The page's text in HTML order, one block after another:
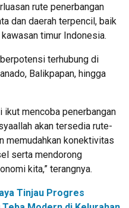
rute penerbangan
dan daerah terpencil, baik
timur Indonesia.
terhubung di
Balikpapan, hingga
ikut mencoba penerbangan
akan tersedia rute-
memudahkan konektivitas
serta mendorong
kita,” terangnya.
Tinjau Progres